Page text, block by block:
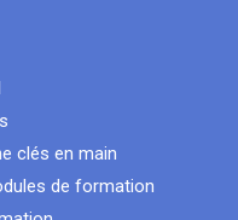
clés en main
de formation